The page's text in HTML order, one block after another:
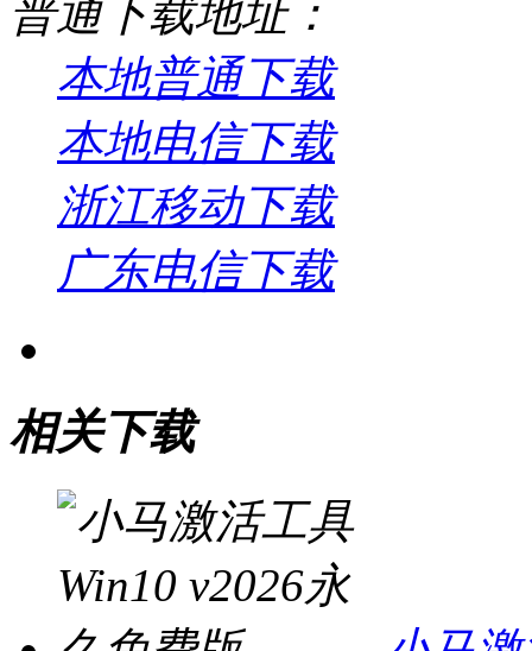
普通下载地址：
本地普通下载
本地电信下载
浙江移动下载
广东电信下载
相关下载